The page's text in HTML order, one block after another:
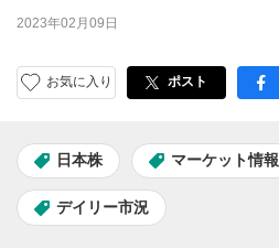
2023年02月09日
お気に入り ポスト
日本株 マーケット情報
デイリー市況